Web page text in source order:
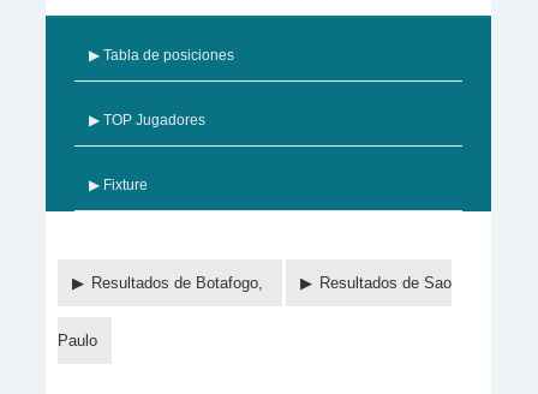
▶ Tabla de posiciones
▶ TOP Jugadores
▶ Fixture
Resultados de Botafogo, Resultados de Sao
Paulo